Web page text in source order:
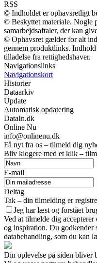
RSS
© Indholdet er ophavsretligt
© Beskyttet materiale. Nogle
samarbejdsaftaler, der kan
© Ophavsret gælder for alt
gennem produktlinks.
tilladelse fra rettighedshaver.
Navigationslinks
Navigationskort
Historier
Dataarkiv
Update
Automatisk opdatering
DataIn.dk
Online Nu
info@onlinenu.dk
Få nyt fra os – tilmeld dig
Bliv klogere med et klik –
E-mail
Deltag
Tak – din tilmelding er
Jeg har læst og forstået
Ved at tilmelde dig
og inspiration. Du godkender
databehandling, som du kan
Din oplevelse på siden bliver